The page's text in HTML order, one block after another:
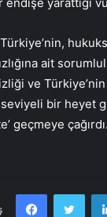
ait
ve Türkiye’nin
bir heyet
geçmeye
Facebook